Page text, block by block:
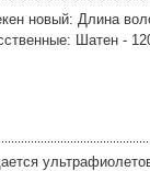
новый: Длина
Шатен -